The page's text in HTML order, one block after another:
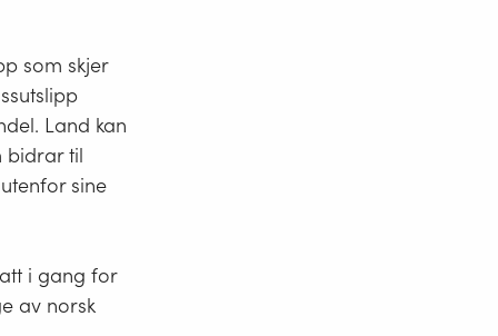
som skjer
Land kan
bidrar til
sine
i gang for
av norsk